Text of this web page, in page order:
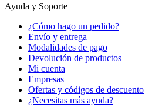
Ayuda y Soporte
¿Cómo hago un pedido?
Envío y entrega
Modalidades de pago
Devolución de productos
Mi cuenta
Empresas
Ofertas y códigos de descuento
¿Necesitas más ayuda?